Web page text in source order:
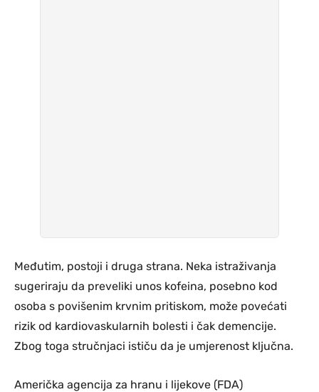
Međutim, postoji i druga strana. Neka istraživanja
sugeriraju da preveliki unos kofeina, posebno kod
osoba s povišenim krvnim pritiskom, može povećati
rizik od kardiovaskularnih bolesti i čak demencije.
Zbog toga stručnjaci ističu da je umjerenost ključna.
Američka agencija za hranu i lijekove (FDA)